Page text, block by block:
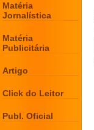
Matéria
Jornalística
Matéria
Publicitária
Artigo
Click do Leitor
Publ. Oficial